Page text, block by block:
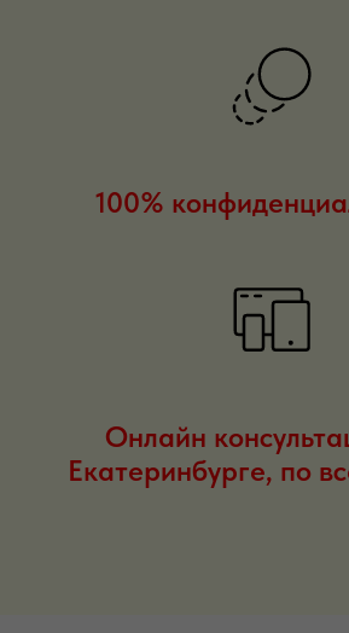
100%
Онлайн
Екатеринбурге, по